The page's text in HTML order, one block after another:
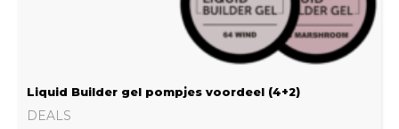
Liquid Builder gel pompjes voordeel (4+2)
DEALS